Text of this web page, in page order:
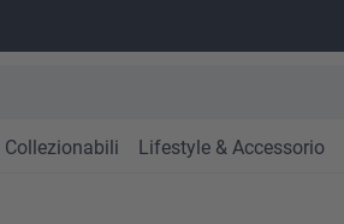
Collezionabili Lifestyle & Accessorio